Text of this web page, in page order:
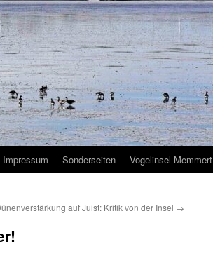
Impressum Sonderseiten Vogelinsel Memmert
auf Juist: Kritik von der Insel →